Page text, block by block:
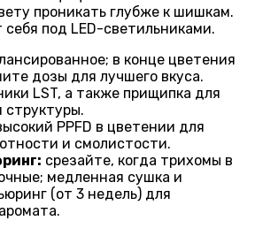
проникать глубже к шишкам.
под LED-светильниками.
в конце цветения
дозы для лучшего вкуса.
LST, а также прищипка для
структуры.
PPFD в цветении для
и смолистости.
срезайте, когда трихомы в
медленная сушка и
(от 3 недель) для